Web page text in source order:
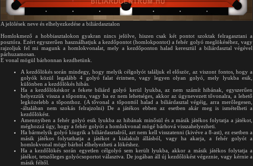
A jelölések neve és elhelyezkedése a biliárdasztalon
Homlokmező a hobbiasztalokon gyakran nincs jelölve, hiszen csak két pontot szoktak felragasztani a
posztóra. Ezért egyszerűen használhatjuk a kezdőpontot (homlokpontot) a fehér golyó meglökéséhez, vagy
rajzoljuk fel mi magunk a homlokvonalat, mely a kezdőponton halad keresztül a biliárdasztal végével
párhuzamosan.
E vonal mögül bárhonnan kezdhetünk.
A kezdőlökés során mindegy, hogy melyik célgolyót találjuk el először, az viszont fontos, hogy a
golyók közül legalább 4 golyó falat érintsen, vagy legyen olyan golyó, mely lyukba esik,
különben a kezdőlökés hibás.
Ha a kezdőlökéskor a fekete biliárd golyó kerül lyukba, az nem számít hibának, egyszerűen
helyezzük vissza a tőpontra, vagy ha ez nem lehetséges, akkor az úgynevezett tővonalra, a lehető
legközelebb a tőponthoz. (A tővonal a tőponttól halad a biliárdasztal végéig, arra merőlegesen,
-általában nem szokás felrajzolni) De a játékos ebben az esetben akár meg is ismételheti a
kezdőlökést.
Amennyiben a fehér golyó esik lyukba az hibának minősül és a másik játékos folytatja a játékot,
méghozzá úgy, hogy a fehér golyót a homlokvonal mögé bárhová visszahelyezheti.
Ha bármelyik golyó kiugrik a biliárdasztalról, azt nem kell visszatenni (kivéve a 8-ast), ez esetben a
másik játékos folytathatja a játékot a kialakult állásból, vagy ha akarja, a fehér golyót a
homlokvonal mögé bárhol elhelyezheti a lökéshez.
Ha a kezdőlökés során egyetlen célgolyó sem került lyukba, akkor a másik játékos folytatja a
játékot, tetszőleges golyócsoportot választva. De jogában áll új kezdőlökést végeznie, vagy kérnie a
másik féltől.